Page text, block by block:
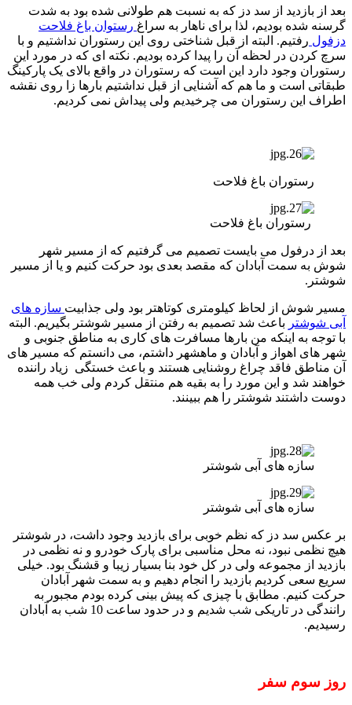
بعد از بازدید از سد دز که به نسبت هم طولانی شده بود به شدت
گرسنه شده بودیم، لذا برای ناهار به سراغ رستوان باغ فلاحت
دزفول رفتیم. البته از قبل شناختی روی این رستوران نداشتیم و با
سرچ کردن در لحظه آن را پیدا کرده بودیم. نکته ای که در مورد این
رستوران وجود دارد این است که رستوران در واقع بالای یک پارکینگ
طبقاتی است و ما هم که آشنایی از قبل نداشتیم بارها زا روی نقشه
اطراف این رستوران می چرخیدیم ولی پیداش نمی کردیم.
رستوران باغ فلاحت
رستوران باغ فلاحت
بعد از درفول می بایست تصمیم می گرفتیم که از مسیر شهر
شوش به سمت آبادان که مقصد بعدی بود حرکت کنیم و یا از مسیر
شوشتر.
مسیر شوش از لحاظ کیلومتری کوتاهتر بود ولی جذابیت سازه های
آبی شوشتر باعث شد تصمیم به رفتن از مسیر شوشتر بگیریم. البته
با توجه به اینکه من بارها مسافرت های کاری به مناطق جنوبی و
شهر های اهواز و آبادان و ماهشهر داشتم، می دانستم که مسیر های
آن مناطق فاقد چراغ روشنایی هستند و باعث خستگی زیاد راننده
خواهند شد و این مورد را به بقیه هم منتقل کردم ولی خب همه
دوست داشتند شوشتر را هم ببینند.
سازه های آبی شوشتر
سازه های آبی شوشتر
بر عکس سد دز که نظم خوبی برای بازدید وجود داشت، در شوشتر
هیچ نظمی نبود، نه محل مناسبی برای پارک خودرو و نه نظمی در
بازدید از مجموعه ولی در کل خود بنا بسیار زیبا و قشنگ بود. خیلی
سریع سعی کردیم بازدید را انجام دهیم و به سمت شهر آبادان
حرکت کنیم. مطابق با چیزی که پیش بینی کرده بودم مجبور به
رانندگی در تاریکی شب شدیم و در حدود ساعت 10 شب به آبادان
رسیدیم.
روز سوم سفر